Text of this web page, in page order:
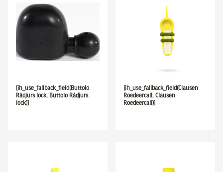
[ih_use_fallback_field(Buttolo
Rådjurs lock, Buttolo Rådjurs
lock)]
[ih_use_fallback_field(Clausen
Roedeercall, Clausen
Roedeercall)]